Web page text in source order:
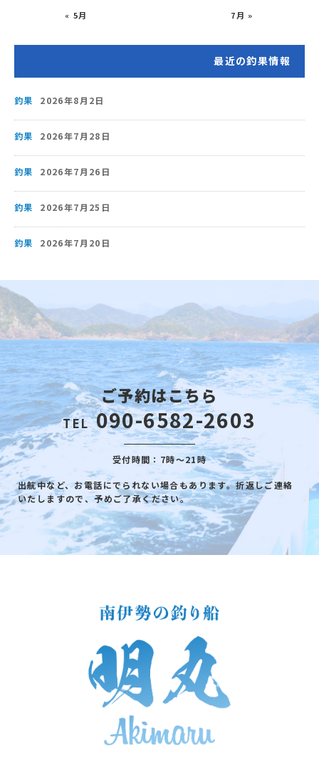
« 5月 7月 »
最近の釣果情報
釣果 2026年8月2日
釣果 2026年7月28日
釣果 2026年7月26日
釣果 2026年7月25日
釣果 2026年7月20日
ご予約はこちら
TEL 090-6582-2603
受付時間：7時～21時
出航中など、お電話にでられない場合もあります。折返しご連絡
いたしますので、予めご了承ください。